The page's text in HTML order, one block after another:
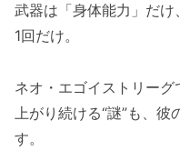
武器は「身体能力」だ
1回だけ。
ネオ・エゴイストリー
上がり続ける“謎”も、彼
す。